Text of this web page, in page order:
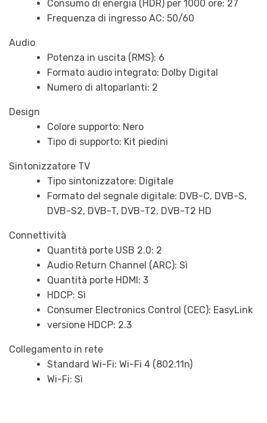
Consumo di energia (HDR) per 1000 ore: 27
Frequenza di ingresso AC: 50/60
Audio
Potenza in uscita (RMS): 6
Formato audio integrato: Dolby Digital
Numero di altoparlanti: 2
Design
Colore supporto: Nero
Tipo di supporto: Kit piedini
Sintonizzatore TV
Tipo sintonizzatore: Digitale
Formato del segnale digitale: DVB-C, DVB-S,
DVB-S2, DVB-T, DVB-T2, DVB-T2 HD
Connettività
Quantità porte USB 2.0: 2
Audio Return Channel (ARC): Sì
Quantità porte HDMI: 3
HDCP: Sì
Consumer Electronics Control (CEC): EasyLink
versione HDCP: 2.3
Collegamento in rete
Standard Wi-Fi: Wi-Fi 4 (802.11n)
Wi-Fi: Sì